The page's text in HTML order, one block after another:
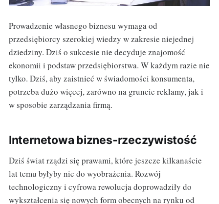
Prowadzenie własnego biznesu wymaga od
przedsiębiorcy szerokiej wiedzy w zakresie niejednej
dziedziny. Dziś o sukcesie nie decyduje znajomość
ekonomii i podstaw przedsiębiorstwa. W każdym razie nie
tylko. Dziś, aby zaistnieć w świadomości konsumenta,
potrzeba dużo więcej, zarówno na gruncie reklamy, jak i
w sposobie zarządzania firmą.
Internetowa biznes-rzeczywistość
Dziś świat rządzi się prawami, które jeszcze kilkanaście
lat temu byłyby nie do wyobrażenia. Rozwój
technologiczny i cyfrowa rewolucja doprowadziły do
wykształcenia się nowych form obecnych na rynku od